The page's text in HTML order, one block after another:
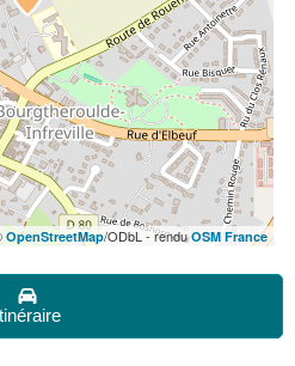
OpenStreetMap/ODbL - renduOSM France
Itinéraire